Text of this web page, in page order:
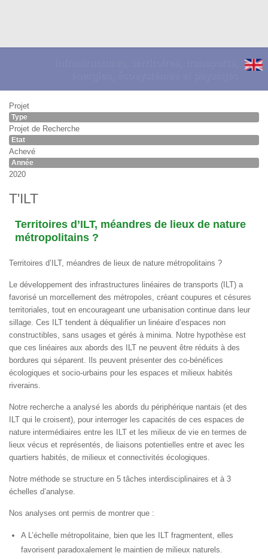
Projet
Type
Projet de Recherche
Etat
Achevé
Année
2020
T'ILT
Territoires d’ILT, méandres de lieux de nature
métropolitains ?
Territoires d’ILT, méandres de lieux de nature métropolitains ?
Le développement des infrastructures linéaires de transports (ILT) a
favorisé un morcellement des métropoles, créant coupures et césures
territoriales, tout en encourageant une urbanisation continue dans leur
sillage. Ces ILT tendent à déqualifier un linéaire d’espaces non
constructibles, sans usages et gérés à minima. Notre hypothèse est
que ces linéaires aux abords des ILT ne peuvent être réduits à des
bordures qui séparent. Ils peuvent présenter des co-bénéfices
écologiques et socio-urbains pour les espaces et milieux habités
riverains.
Notre recherche a analysé les abords du périphérique nantais (et des
ILT qui le croisent), pour interroger les capacités de ces espaces de
nature intermédiaires entre les ILT et les milieux de vie en termes de
lieux vécus et représentés, de liaisons potentielles entre et avec les
quartiers habités, de milieux et connectivités écologiques.
Notre méthode se structure en 5 tâches interdisciplinaires et à 3
échelles d’analyse.
Nos analyses ont permis de montrer que :
A L’échelle métropolitaine, bien que les ILT fragmentent, elles
favorisent paradoxalement le maintien de milieux naturels.